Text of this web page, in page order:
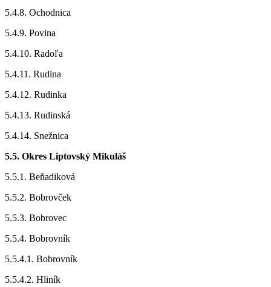
5.4.8. Ochodnica
5.4.9. Povina
5.4.10. Radoľa
5.4.11. Rudina
5.4.12. Rudinka
5.4.13. Rudinská
5.4.14. Snežnica
5.5. Okres Liptovský Mikuláš
5.5.1. Beňadiková
5.5.2. Bobrovček
5.5.3. Bobrovec
5.5.4. Bobrovník
5.5.4.1. Bobrovník
5.5.4.2. Hliník